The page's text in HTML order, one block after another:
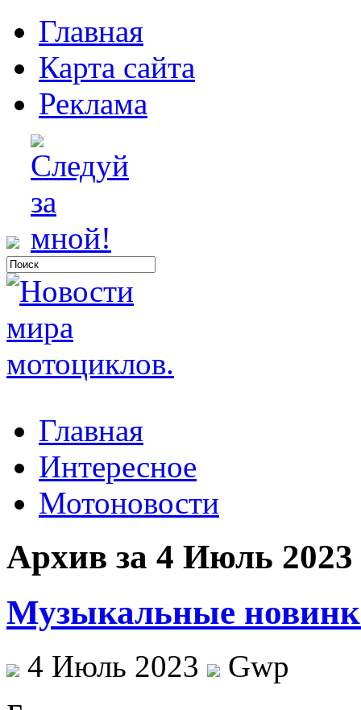
Главная
Карта сайта
Реклама
Главная
Интересное
Мотоновости
Архив за 4 Июль 2023
Музыкальные
4 Июль 2023
Gwp